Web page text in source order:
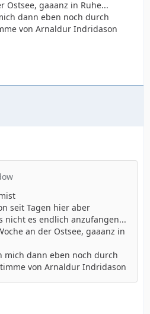
Ostsee, gaaanz in Ruhe...
dann eben noch durch
von Arnaldur Indridason
seit Tagen hier aber
nicht es endlich anzufangen...
an der Ostsee, gaaanz in
mich dann eben noch durch
von Arnaldur Indridason